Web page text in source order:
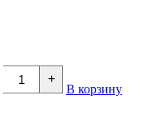
+
В корзину